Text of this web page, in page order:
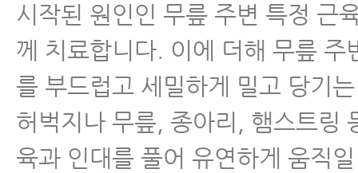
시작된 원인인 무릎 주변 특정 근
께 치료합니다. 이에 더해 무릎 주
를 부드럽고 세밀하게 밀고 당기
허벅지나 무릎, 종아리, 햄스트링
육과 인대를 풀어 유연하게 움직